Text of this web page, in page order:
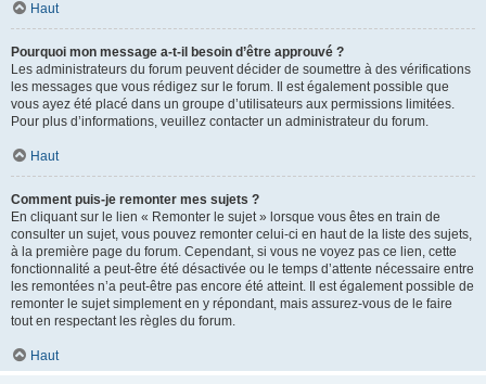
Haut
Pourquoi mon message a-t-il besoin d’être approuvé ?
Les administrateurs du forum peuvent décider de soumettre à des vérifications
les messages que vous rédigez sur le forum. Il est également possible que
vous ayez été placé dans un groupe d’utilisateurs aux permissions limitées.
Pour plus d’informations, veuillez contacter un administrateur du forum.
Haut
Comment puis-je remonter mes sujets ?
En cliquant sur le lien « Remonter le sujet » lorsque vous êtes en train de
consulter un sujet, vous pouvez remonter celui-ci en haut de la liste des sujets,
à la première page du forum. Cependant, si vous ne voyez pas ce lien, cette
fonctionnalité a peut-être été désactivée ou le temps d’attente nécessaire entre
les remontées n’a peut-être pas encore été atteint. Il est également possible de
remonter le sujet simplement en y répondant, mais assurez-vous de le faire
tout en respectant les règles du forum.
Haut